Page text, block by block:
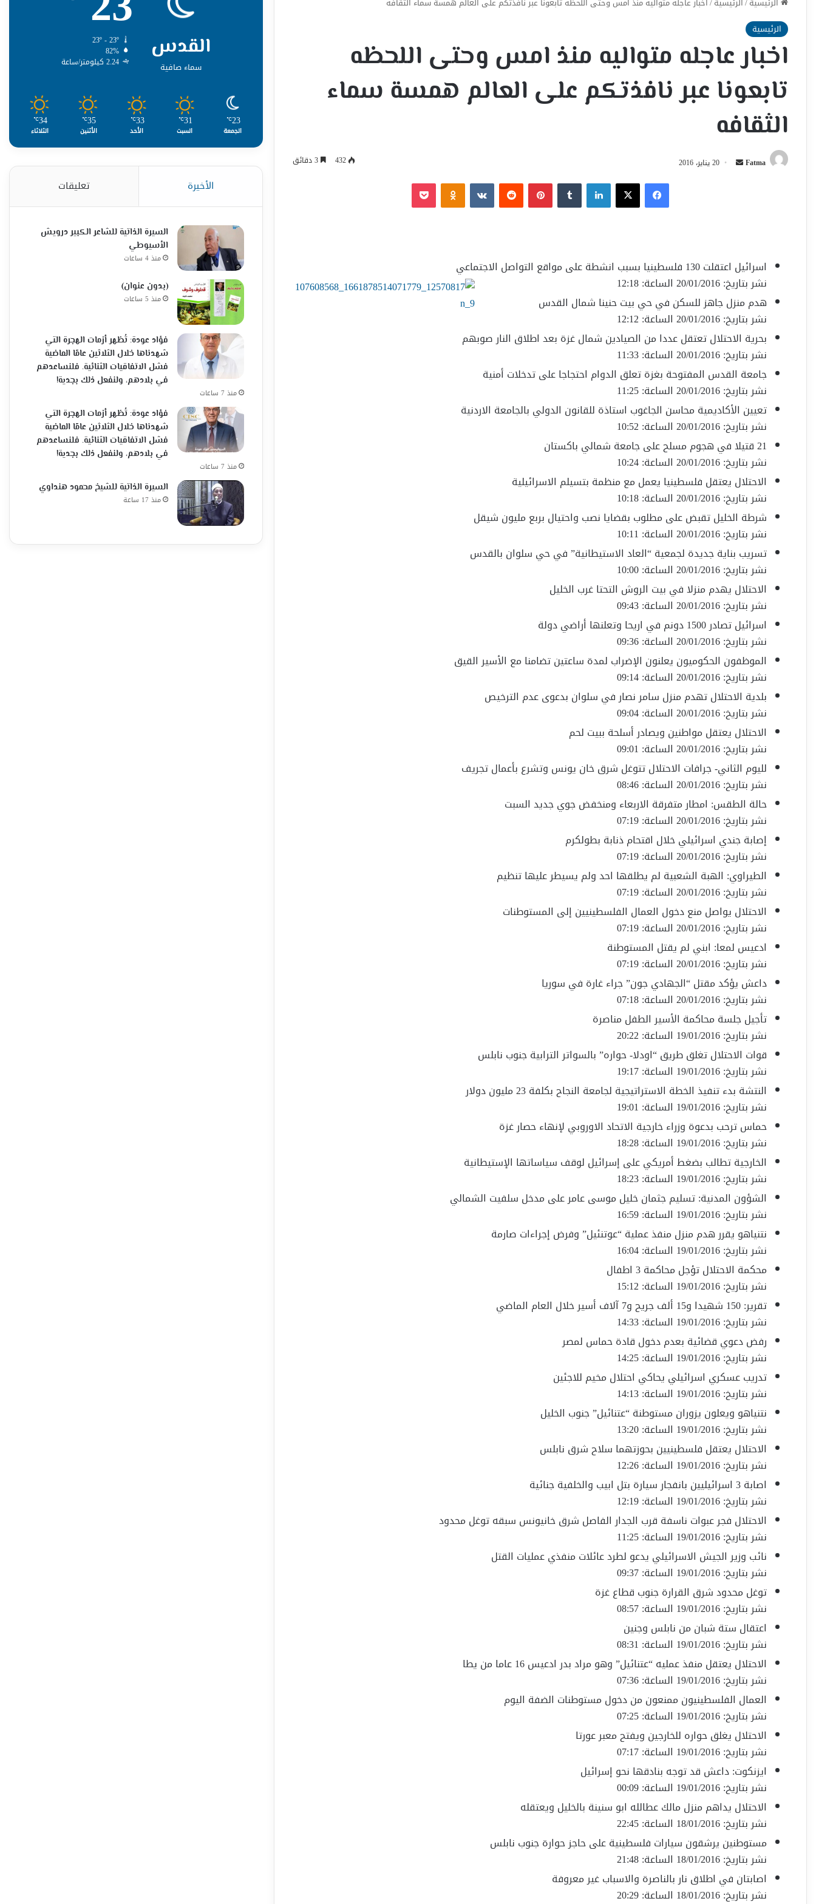
الرئيسية
اخبار عاجله متواليه منذ امس وحتى اللحظه
تابعونا عبر نافذتكم على العالم همسة سماء
الثقافه
Fatma
أرسل 20 يناير، 2016 432
فيسبوك‫X لينكدإن بينتيريست Odnoklassniki
‫Pocket
اسرائيل اعتقلت 130 فلسطينيا بسبب انشطة على مواقع التواصل الاجتماعي
نشر بتاريخ: 20/01/2016 الساعة: 12:18
هدم منزل جاهز للسكن في حي بيت حنينا شمال القدس
نشر بتاريخ: 20/01/2016 الساعة: 12:12
بحرية الاحتلال تعتقل عددا من الصيادين شمال غزة بعد اطلاق النار صوبهم
نشر بتاريخ: 20/01/2016 الساعة: 11:33
جامعة القدس المفتوحة بغزة تعلق الدوام احتجاجا على تدخلات أمنية
نشر بتاريخ: 20/01/2016 الساعة: 11:25
تعيين الأكاديمية محاسن الجاغوب استاذة للقانون الدولي بالجامعة الاردنية
نشر بتاريخ: 20/01/2016 الساعة: 10:52
21 قتيلا في هجوم مسلح على جامعة شمالي باكستان
نشر بتاريخ: 20/01/2016 الساعة: 10:24
الاحتلال يعتقل فلسطينيا يعمل مع منظمة بتسيلم الاسرائيلية
نشر بتاريخ: 20/01/2016 الساعة: 10:18
شرطة الخليل تقبض على مطلوب بقضايا نصب واحتيال بربع مليون شيقل
نشر بتاريخ: 20/01/2016 الساعة: 10:11
تسريب بناية جديدة لجمعية “العاد الاستيطانية” في حي سلوان بالقدس
نشر بتاريخ: 20/01/2016 الساعة: 10:00
الاحتلال يهدم منزلا في بيت الروش التحتا غرب الخليل
نشر بتاريخ: 20/01/2016 الساعة: 09:43
اسرائيل تصادر 1500 دونم في اريحا وتعلنها أراضي دولة
نشر بتاريخ: 20/01/2016 الساعة: 09:36
الموظفون الحكوميون يعلنون الإضراب لمدة ساعتين تضامنا مع الأسير القيق
نشر بتاريخ: 20/01/2016 الساعة: 09:14
بلدية الاحتلال تهدم منزل سامر نصار في سلوان بدعوى عدم الترخيص
نشر بتاريخ: 20/01/2016 الساعة: 09:04
الاحتلال يعتقل مواطنين ويصادر أسلحة ببيت لحم
نشر بتاريخ: 20/01/2016 الساعة: 09:01
لليوم الثاني- جرافات الاحتلال تتوغل شرق خان يونس وتشرع بأعمال تجريف
نشر بتاريخ: 20/01/2016 الساعة: 08:46
حالة الطقس: امطار متفرقة الاربعاء ومنخفض جوي جديد السبت
نشر بتاريخ: 20/01/2016 الساعة: 07:19
إصابة جندي اسرائيلي خلال اقتحام ذنابة بطولكرم
نشر بتاريخ: 20/01/2016 الساعة: 07:19
الطيراوي: الهبة الشعبية لم يطلقها احد ولم يسيطر عليها تنظيم
نشر بتاريخ: 20/01/2016 الساعة: 07:19
الاحتلال يواصل منع دخول العمال الفلسطينيين إلى المستوطنات
نشر بتاريخ: 20/01/2016 الساعة: 07:19
ادعيس لمعا: ابني لم يقتل المستوطنة
نشر بتاريخ: 20/01/2016 الساعة: 07:19
داعش يؤكد مقتل “الجهادي جون” جراء غارة في سوريا
نشر بتاريخ: 20/01/2016 الساعة: 07:18
تأجيل جلسة محاكمة الأسير الطفل مناصرة
نشر بتاريخ: 19/01/2016 الساعة: 20:22
قوات الاحتلال تغلق طريق “اودلا- حواره” بالسواتر الترابية جنوب نابلس
نشر بتاريخ: 19/01/2016 الساعة: 19:17
النتشة بدء تنفيذ الخطة الاستراتيجية لجامعة النجاح بكلفة 23 مليون دولار
نشر بتاريخ: 19/01/2016 الساعة: 19:01
حماس ترحب بدعوة وزراء خارجية الاتحاد الاوروبي لإنهاء حصار غزة
نشر بتاريخ: 19/01/2016 الساعة: 18:28
الخارجية تطالب بضغط أمريكي على إسرائيل لوقف سياساتها الإستيطانية
نشر بتاريخ: 19/01/2016 الساعة: 18:23
الشؤون المدنية: تسليم جثمان خليل موسى عامر على مدخل سلفيت الشمالي
نشر بتاريخ: 19/01/2016 الساعة: 16:59
نتنياهو يقرر هدم منزل منفذ عملية “عوتنئيل” وفرض إجراءات صارمة
نشر بتاريخ: 19/01/2016 الساعة: 16:04
محكمة الاحتلال تؤجل محاكمة 3 اطفال
نشر بتاريخ: 19/01/2016 الساعة: 15:12
تقرير: 150 شهيدا و15 ألف جريح و7 آلاف أسير خلال العام الماضي
نشر بتاريخ: 19/01/2016 الساعة: 14:33
رفض دعوي قضائية بعدم دخول قادة حماس لمصر
نشر بتاريخ: 19/01/2016 الساعة: 14:25
تدريب عسكري اسرائيلي يحاكي احتلال مخيم للاجئين
نشر بتاريخ: 19/01/2016 الساعة: 14:13
نتنياهو ويعلون يزوران مستوطنة “عتنائيل” جنوب الخليل
نشر بتاريخ: 19/01/2016 الساعة: 13:20
الاحتلال يعتقل فلسطينيين بحوزتهما سلاح شرق نابلس
نشر بتاريخ: 19/01/2016 الساعة: 12:26
اصابة 3 اسرائيليين بانفجار سيارة بتل ابيب والخلفية جنائية
نشر بتاريخ: 19/01/2016 الساعة: 12:19
الاحتلال فجر عبوات ناسفة قرب الجدار الفاصل شرق خانيونس سبقه توغل محدود
نشر بتاريخ: 19/01/2016 الساعة: 11:25
نائب وزير الجيش الاسرائيلي يدعو لطرد عائلات منفذي عمليات القتل
نشر بتاريخ: 19/01/2016 الساعة: 09:37
توغل محدود شرق القرارة جنوب قطاع غزة
نشر بتاريخ: 19/01/2016 الساعة: 08:57
اعتقال ستة شبان من نابلس وجنين
نشر بتاريخ: 19/01/2016 الساعة: 08:31
الاحتلال يعتقل منفذ عمليه “عتنائيل” وهو مراد بدر ادعيس 16 عاما من يطا
نشر بتاريخ: 19/01/2016 الساعة: 07:36
العمال الفلسطينيون ممنعون من دخول مستوطنات الضفة اليوم
نشر بتاريخ: 19/01/2016 الساعة: 07:25
الاحتلال يغلق حواره للخارجين ويفتح معبر عورتا
نشر بتاريخ: 19/01/2016 الساعة: 07:17
ايزنكوت: داعش قد توجه بنادقها نحو إسرائيل
نشر بتاريخ: 19/01/2016 الساعة: 00:09
الاحتلال يداهم منزل مالك عطالله ابو سنينة بالخليل ويعتقله
نشر بتاريخ: 18/01/2016 الساعة: 22:45
مستوطنين يرشقون سيارات فلسطينية على حاجز حوارة جنوب نابلس
نشر بتاريخ: 18/01/2016 الساعة: 21:48
اصابتان في اطلاق نار بالناصرة والاسباب غير معروفة
نشر بتاريخ: 18/01/2016 الساعة: 20:29
القدس
سماء صافية
23º - 23º
82%
2.24 كيلومتر/ساعة
23
℃
الجمعة
31
℃
السبت
33
℃
الأحد
35
℃
الأثنين
34
℃
الثلاثاء
الأخيرة تعليقات
السيرة الذاتية للشاعر الكبير درويش
الأسيوطي
منذ 4 ساعات
(بدون عنوان)
منذ 5 ساعات
فؤاد عودة: تُظهر أزمات الهجرة التي
شهدناها خلال الثلاثين عامًا الماضية
فشل الاتفاقيات الثنائية. فلنساعدهم
في بلادهم، ولنفعل ذلك بجدية!
منذ 7 ساعات
فؤاد عودة: تُظهر أزمات الهجرة التي
شهدناها خلال الثلاثين عامًا الماضية
فشل الاتفاقيات الثنائية. فلنساعدهم
في بلادهم، ولنفعل ذلك بجدية!
منذ 7 ساعات
السيرة الذاتية للشيخ محمود هنداوي
منذ 17 ساعة